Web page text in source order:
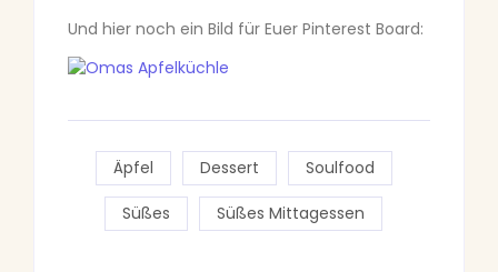
Und hier noch ein Bild für Euer Pinterest Board:
Äpfel Dessert Soulfood
Süßes Süßes Mittagessen